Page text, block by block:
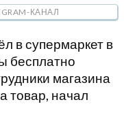
КАНАЛ
в супермаркет в
бесплатно
магазина
товар, начал